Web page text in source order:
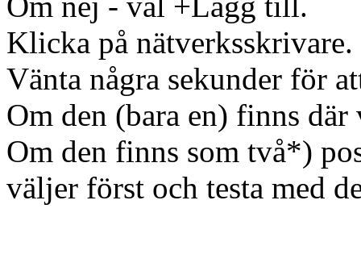
Klicka på nätverksskrivare.
Vänta några sekunder för
Om den (bara en) finns
Om den finns som två*)
väljer först och testa med